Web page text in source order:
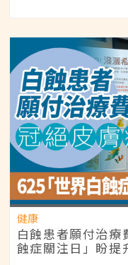
健康
白蝕患者願付治療
蝕症關注日」盼提